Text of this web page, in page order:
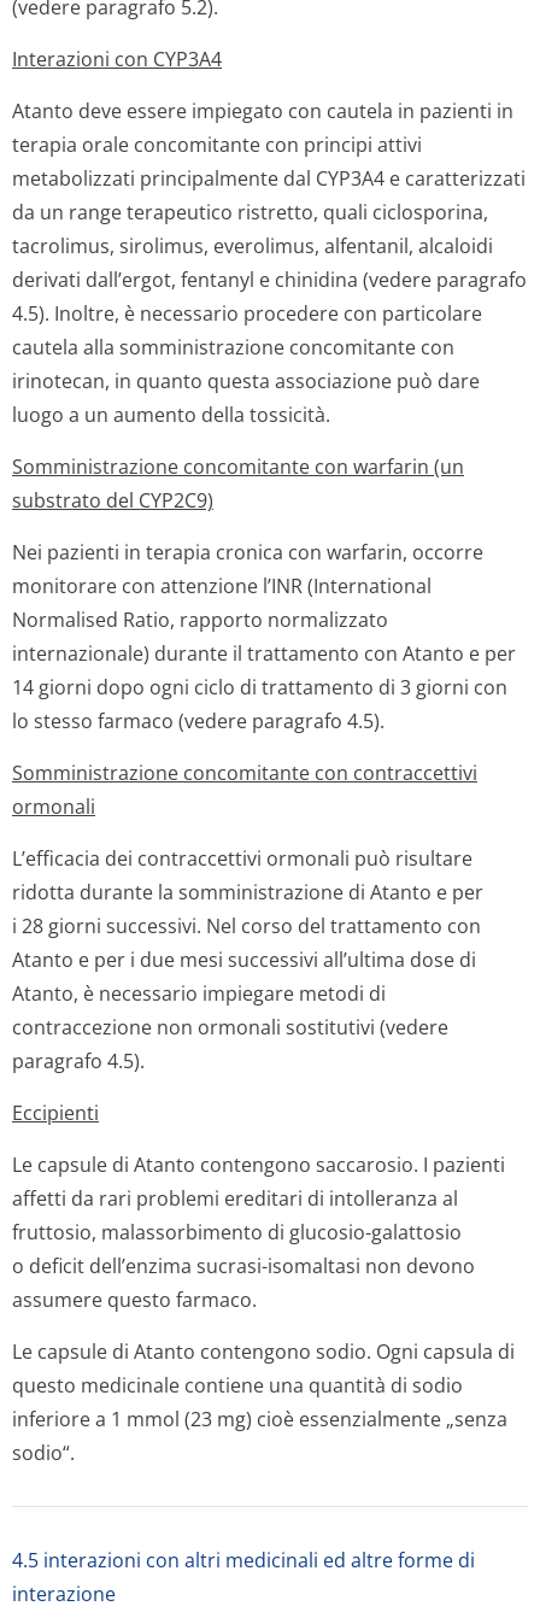
(vedere paragrafo 5.2).
Interazioni con CYP3A4
Atanto deve essere impiegato con cautela in pazienti in
terapia orale concomitante con principi attivi
metabolizzati principalmente dal CYP3A4 e caratterizzati
da un range terapeutico ristretto, quali ciclosporina,
tacrolimus, sirolimus, everolimus, alfentanil, alcaloidi
derivati dall’ergot, fentanyl e chinidina (vedere paragrafo
4.5). Inoltre, è necessario procedere con particolare
cautela alla somministrazione concomitante con
irinotecan, in quanto questa associazione può dare
luogo a un aumento della tossicità.
Somministrazione concomitante con warfarin (un
substrato del CYP2C9)
Nei pazienti in terapia cronica con warfarin, occorre
monitorare con attenzione l’INR (International
Normalised Ratio, rapporto normalizzato
internazionale) durante il trattamento con Atanto e per
14 giorni dopo ogni ciclo di trattamento di 3 giorni con
lo stesso farmaco (vedere paragrafo 4.5).
Somministrazione concomitante con contraccettivi
ormonali
L’efficacia dei contraccettivi ormonali può risultare
ridotta durante la somministrazione di Atanto e per
i 28 giorni successivi. Nel corso del trattamento con
Atanto e per i due mesi successivi all’ultima dose di
Atanto, è necessario impiegare metodi di
contraccezione non ormonali sostitutivi (vedere
paragrafo 4.5).
Eccipienti
Le capsule di Atanto contengono saccarosio. I pazienti
affetti da rari problemi ereditari di intolleranza al
fruttosio, malassorbimento di glucosio-galattosio
o deficit dell’enzima sucrasi-isomaltasi non devono
assumere questo farmaco.
Le capsule di Atanto contengono sodio. Ogni capsula di
questo medicinale contiene una quantità di sodio
inferiore a 1 mmol (23 mg) cioè essenzialmente „senza
sodio“.
4.5 interazioni con altri medicinali ed altre forme di
interazione